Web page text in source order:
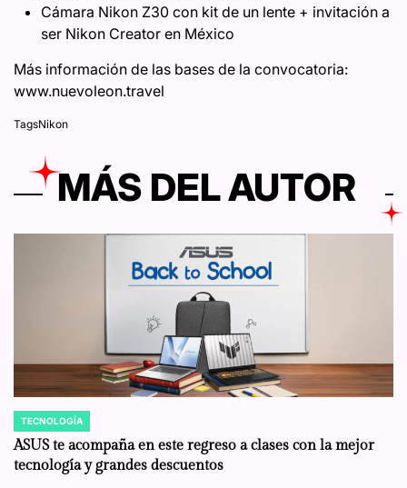
Cámara Nikon Z30 con kit de un lente + invitación a
ser Nikon Creator en México
Más información de las bases de la convocatoria:
www.nuevoleon.travel
TagsNikon
MÁS DEL AUTOR
POSTED
IN
TECNOLOGÍA
ASUS te acompaña en este regreso a clases con la mejor
tecnología y grandes descuentos